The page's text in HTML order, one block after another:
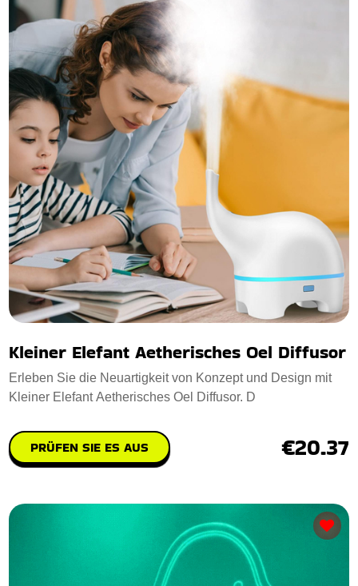
Kleiner Elefant Aetherisches Oel Diffusor
Erleben Sie die Neuartigkeit von Konzept und Design mit
Kleiner Elefant Aetherisches Oel Diffusor. D
PRÜFEN SIE ES AUS €20.37